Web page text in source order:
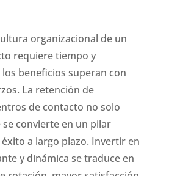
organizacional de un
requiere tiempo y
beneficios superan con
La retención de
de contacto no solo
convierte en un pilar
a largo plazo. Invertir en
y dinámica se traduce en